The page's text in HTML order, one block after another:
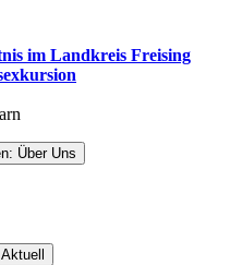
im Landkreis Freising
Über Uns